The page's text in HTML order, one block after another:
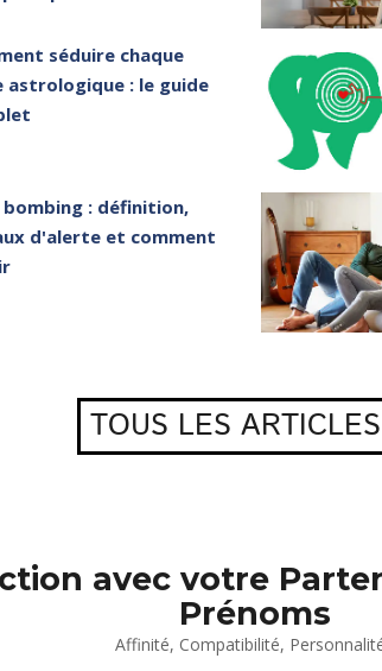
séduire chaque
astrologique : le guide
bombing : définition,
d'alerte et comment
TOUS LES
avec votre
Prénoms
Affinité, Compatibilité,